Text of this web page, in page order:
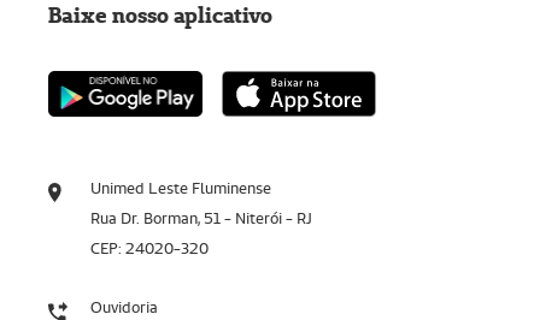
Unimed Leste Fluminense
Rua Dr. Borman, 51 - Niterói - RJ
CEP: 24020-320
Ouvidoria
Baixe nosso aplicativo